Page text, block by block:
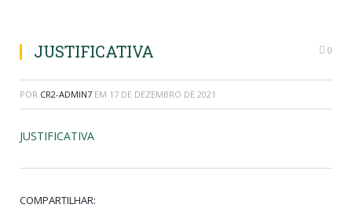
JUSTIFICATIVA 0
POR CR2-ADMIN7 EM 17 DE DEZEMBRO DE 2021
JUSTIFICATIVA
COMPARTILHAR: